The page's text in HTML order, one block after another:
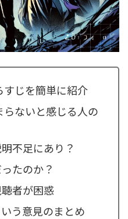
すじを簡単に紹介
ないと感じる人の
不足にあり？
たのか？
者が困惑
う意見のまとめ